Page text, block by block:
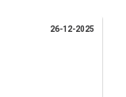
26-12-2025